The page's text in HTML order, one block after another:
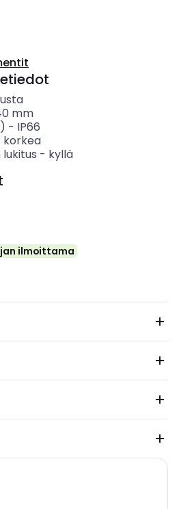
mm
- IP66
korkea
- kyllä
ilmoittama